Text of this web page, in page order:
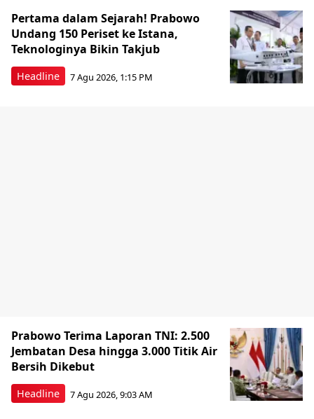
Headline
Pertama dalam Sejarah! Prabowo
Undang 150 Periset ke Istana,
Teknologinya Bikin Takjub
7 Agu 2026, 1:15 PM
Headline
Prabowo Terima Laporan TNI: 2.500
Jembatan Desa hingga 3.000 Titik Air
Bersih Dikebut
7 Agu 2026, 9:03 AM